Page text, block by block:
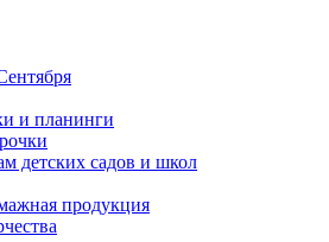
и планинги
детских садов и школ
продукция